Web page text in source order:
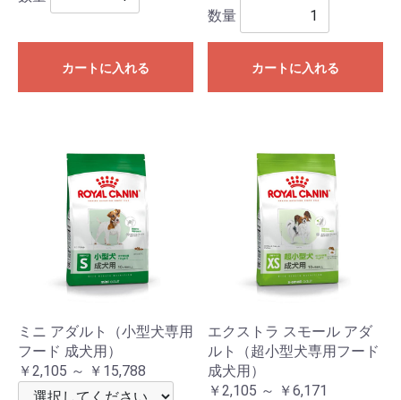
カートに入れる
数量
カートに入れる
ミニ アダルト（小型犬専用
フード 成犬用）
￥2,105 ～ ￥15,788
エクストラ スモール アダ
ルト（超小型犬専用フード
成犬用）
￥2,105 ～ ￥6,171